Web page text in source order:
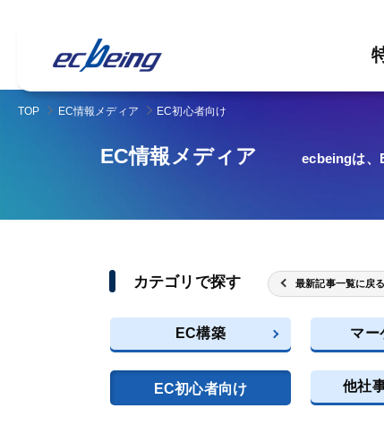
TOP EC情報メディア EC初心者向け
EC情報メディア ecbeingは、
カテゴリで探す 最新記事一覧に戻る
EC構築 マー
EC初心者向け 他社